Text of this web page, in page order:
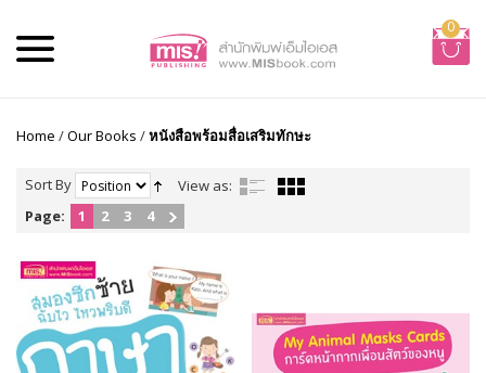
0
Home /Our Books /หนังสือพร้อมสื่อเสริมทักษะ
Sort By
View as:
Page:
1 2 3 4